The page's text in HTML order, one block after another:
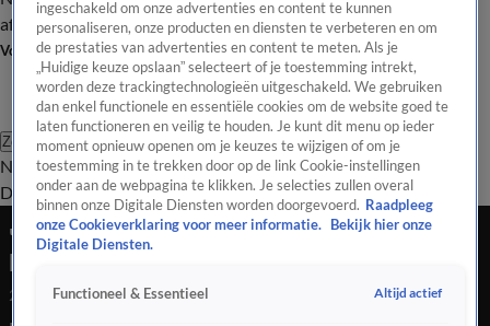
afleveringVideo's Nieuws van de Dag Podcast
Volg Nieuws van de Dag
Zoeken
Nieuws van de DagOpinie van de
Dag
Video'sUitzendingen PodcastPanelContact
'Hoe een kleine groep fanatici het culturele
leven probeert te bepalen'
22 aug 2025, 19:07
ingeschakeld om onze advertenties en content te kunnen
personaliseren, onze producten en diensten te verbeteren en om
de prestaties van advertenties en content te meten. Als je
„Huidige keuze opslaan” selecteert of je toestemming intrekt,
worden deze trackingtechnologieën uitgeschakeld. We gebruiken
dan enkel functionele en essentiële cookies om de website goed te
laten functioneren en veilig te houden. Je kunt dit menu op ieder
moment opnieuw openen om je keuzes te wijzigen of om je
toestemming in te trekken door op de link Cookie-instellingen
onder aan de webpagina te klikken. Je selecties zullen overal
binnen onze Digitale Diensten worden doorgevoerd. Raadpleeg
onze Cookieverklaring voor meer informatie.
Bekijk hier onze
Digitale Diensten.
Functioneel & Essentieel Altijd actief